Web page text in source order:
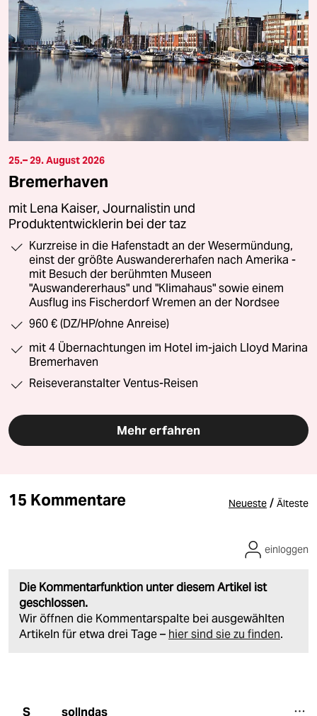
25.– 29. August 2026
Bremerhaven
mit Lena Kaiser, Journalistin und
Produktentwicklerin bei der taz
Kurzreise in die Hafenstadt an der Wesermündung,
einst der größte Auswandererhafen nach Amerika -
mit Besuch der berühmten Museen
"Auswandererhaus" und "Klimahaus" sowie einem
Ausflug ins Fischerdorf Wremen an der Nordsee
960 € (DZ/HP/ohne Anreise)
mit 4 Übernachtungen im Hotel im-jaich Lloyd Marina
Bremerhaven
Reiseveranstalter Ventus-Reisen
Mehr erfahren
15 Kommentare Neueste / Älteste
Die Kommentarfunktion unter diesem Artikel ist
geschlossen.
Wir öffnen die Kommentarspalte bei ausgewählten
Artikeln für etwa drei Tage – hier sind sie zu finden.
einloggen
S sollndas